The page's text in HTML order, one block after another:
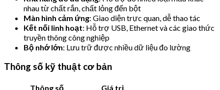
nhau từ chất rắn, chất lỏng đến bột
Màn hình cảm ứng: Giao diện trực quan, dễ thao tác
Kết nối linh hoạt: Hỗ trợ USB, Ethernet và các giao thức
truyền thông công nghiệp
Bộ nhớ lớn: Lưu trữ được nhiều dữ liệu đo lường
Thông số kỹ thuật cơ bản
Thông số
Giá trị